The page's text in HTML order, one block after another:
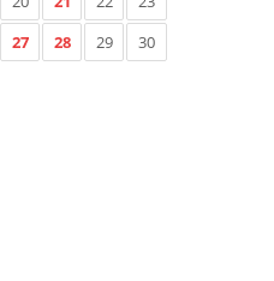
27 28 29
30